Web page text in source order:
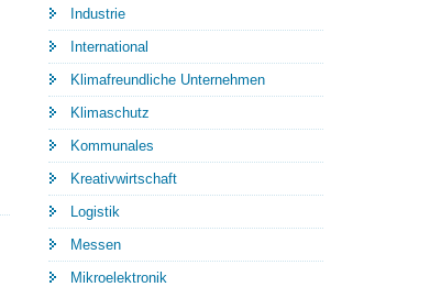
Industrie
International
Klimafreundliche Unternehmen
Klimaschutz
Kommunales
Kreativwirtschaft
Logistik
Messen
Mikroelektronik